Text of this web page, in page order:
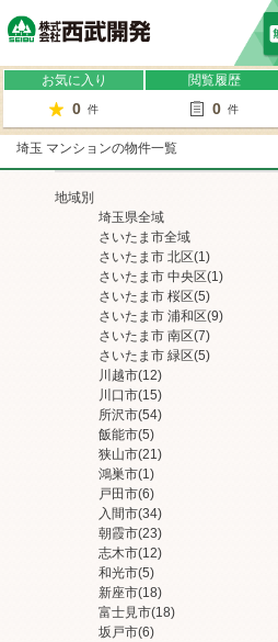
お気に入り
0 件
閲覧履歴
0 件
埼玉 マンションの物件一覧
地域別
埼玉県全域
さいたま市全域
さいたま市 北区(1)
さいたま市 中央区(1)
さいたま市 桜区(5)
さいたま市 浦和区(9)
さいたま市 南区(7)
さいたま市 緑区(5)
川越市(12)
川口市(15)
所沢市(54)
飯能市(5)
狭山市(21)
鴻巣市(1)
戸田市(6)
入間市(34)
朝霞市(23)
志木市(12)
和光市(5)
新座市(18)
富士見市(18)
坂戸市(6)